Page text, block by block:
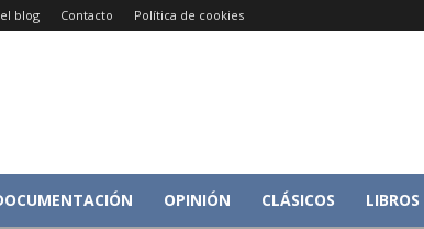
blog Contacto Política de cookies
Conversacion
OPINIÓN CLÁSICOS LIBROS